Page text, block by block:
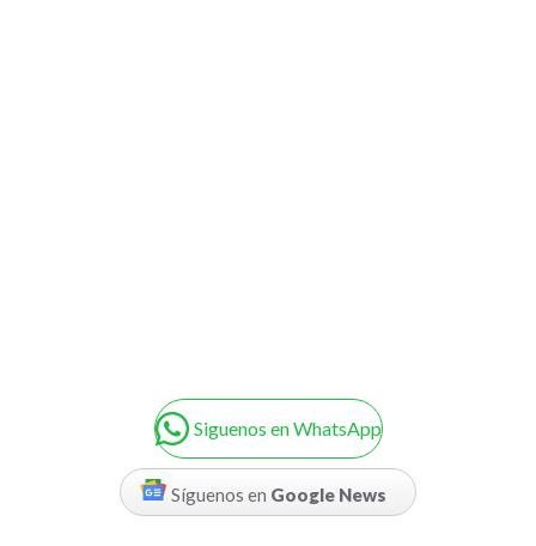
Siguenos en WhatsApp
Síguenos en Google News